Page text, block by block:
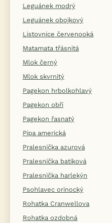
Leguánek modrý
Leguánek obojkový
Listovnice červenooká
Matamata třásnitá
Mlok černý
Mlok skvrnitý
Pagekon hrbolkohlavý
Pagekon obří
Pagekon řasnatý
Pipa americká
Pralesnička azurová
Pralesnička batiková
Pralesnička harlekýn
Psohlavec orinocký
Rohatka Cranwellova
Rohatka ozdobná